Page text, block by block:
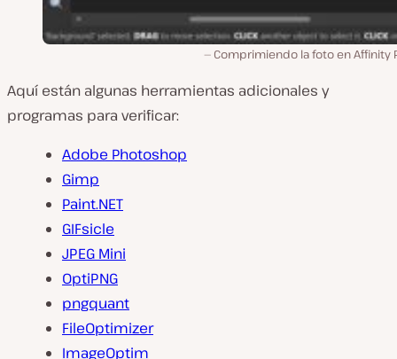
Comprimiendo la foto en Affinity
Aquí están algunas herramientas adicionales y
programas para verificar:
Adobe Photoshop
Gimp
Paint.NET
GIFsicle
JPEG Mini
OptiPNG
pngquant
FileOptimizer
ImageOptim